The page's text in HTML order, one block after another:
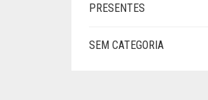
PRESENTES
SEM CATEGORIA